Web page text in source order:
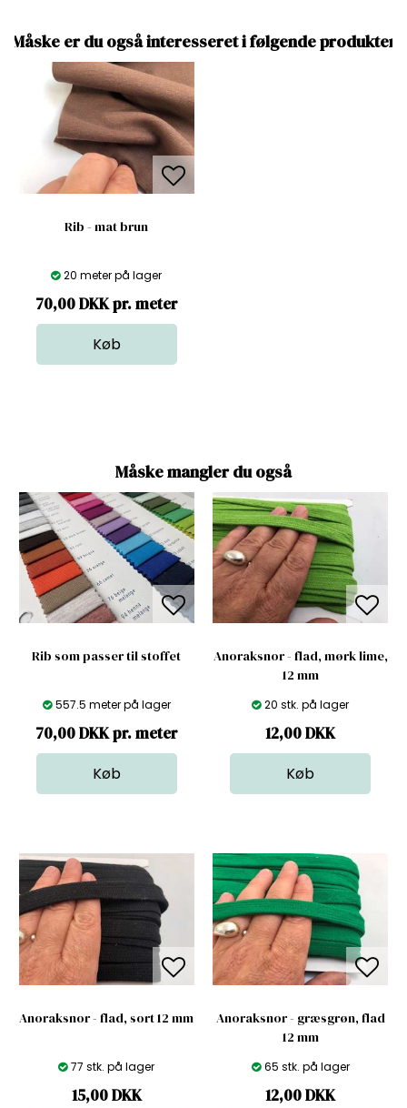
Måske er du også interesseret i følgende produkter
Rib - mat brun
20 meter på lager
70,00 DKK pr. meter
Måske mangler du også
Rib som passer til stoffet
557.5 meter på lager
70,00 DKK pr. meter
Anoraksnor - flad, mørk lime,
12 mm
20 stk. på lager
12,00DKK
Anoraksnor - flad, sort 12 mm
77 stk. på lager
15,00DKK
Anoraksnor - græsgrøn, flad
12 mm
65 stk. på lager
12,00DKK